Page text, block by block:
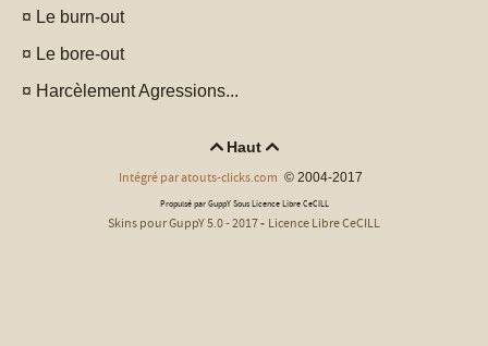
¤ Le burn-out
¤ Le bore-out
¤ Harcèlement Agressions...
Haut 
Intégré par atouts-clicks.com © 2004-2017
Propulsé par GuppYSous Licence Libre CeCILL
Skins pour GuppY 5.0 - 2017- Licence Libre CeCILL